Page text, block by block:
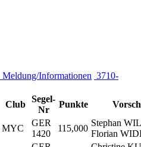
Meldung/Informationen 3710-
Club
Segel-
Nr
Punkte
MYC
GER
1420
115,000
Stephan
Florian